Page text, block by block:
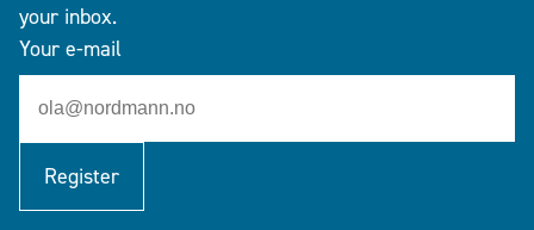
your inbox.
Your e-mail
Register